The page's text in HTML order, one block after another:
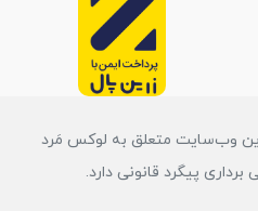
وب‌سایت متعلق به لوکس مَرد
پیگرد قانونی دارد.